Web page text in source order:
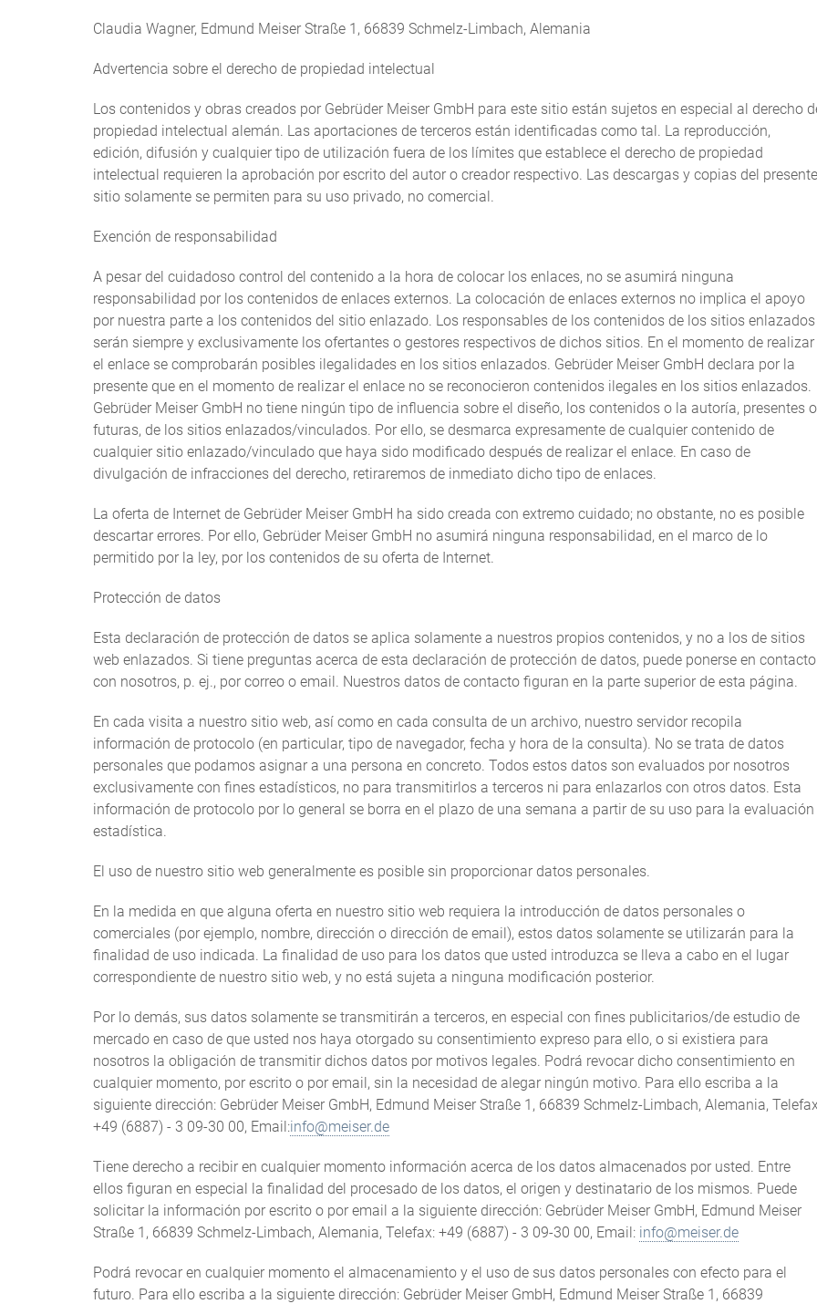
Claudia Wagner, Edmund Meiser Straße 1, 66839 Schmelz-Limbach, Alemania
Advertencia sobre el derecho de propiedad intelectual
Los contenidos y obras creados por Gebrüder Meiser GmbH para este sitio están sujetos en especial al derecho
propiedad intelectual alemán. Las aportaciones de terceros están identificadas como tal. La reproducción,
edición, difusión y cualquier tipo de utilización fuera de los límites que establece el derecho de propiedad
intelectual requieren la aprobación por escrito del autor o creador respectivo. Las descargas y copias del presente
sitio solamente se permiten para su uso privado, no comercial.
Exención de responsabilidad
A pesar del cuidadoso control del contenido a la hora de colocar los enlaces, no se asumirá ninguna
responsabilidad por los contenidos de enlaces externos. La colocación de enlaces externos no implica el apoyo
por nuestra parte a los contenidos del sitio enlazado. Los responsables de los contenidos de los sitios enlazados
serán siempre y exclusivamente los ofertantes o gestores respectivos de dichos sitios. En el momento de realizar
el enlace se comprobarán posibles ilegalidades en los sitios enlazados. Gebrüder Meiser GmbH declara por la
presente que en el momento de realizar el enlace no se reconocieron contenidos ilegales en los sitios enlazados.
Gebrüder Meiser GmbH no tiene ningún tipo de influencia sobre el diseño, los contenidos o la autoría, presentes o
futuras, de los sitios enlazados/vinculados. Por ello, se desmarca expresamente de cualquier contenido de
cualquier sitio enlazado/vinculado que haya sido modificado después de realizar el enlace. En caso de
divulgación de infracciones del derecho, retiraremos de inmediato dicho tipo de enlaces.
La oferta de Internet de Gebrüder Meiser GmbH ha sido creada con extremo cuidado; no obstante, no es posible
descartar errores. Por ello, Gebrüder Meiser GmbH no asumirá ninguna responsabilidad, en el marco de lo
permitido por la ley, por los contenidos de su oferta de Internet.
Protección de datos
Esta declaración de protección de datos se aplica solamente a nuestros propios contenidos, y no a los de sitios
web enlazados. Si tiene preguntas acerca de esta declaración de protección de datos, puede ponerse en contacto
con nosotros, p. ej., por correo o email. Nuestros datos de contacto figuran en la parte superior de esta página.
En cada visita a nuestro sitio web, así como en cada consulta de un archivo, nuestro servidor recopila
información de protocolo (en particular, tipo de navegador, fecha y hora de la consulta). No se trata de datos
personales que podamos asignar a una persona en concreto. Todos estos datos son evaluados por nosotros
exclusivamente con fines estadísticos, no para transmitirlos a terceros ni para enlazarlos con otros datos. Esta
información de protocolo por lo general se borra en el plazo de una semana a partir de su uso para la evaluación
estadística.
El uso de nuestro sitio web generalmente es posible sin proporcionar datos personales.
En la medida en que alguna oferta en nuestro sitio web requiera la introducción de datos personales o
comerciales (por ejemplo, nombre, dirección o dirección de email), estos datos solamente se utilizarán para la
finalidad de uso indicada. La finalidad de uso para los datos que usted introduzca se lleva a cabo en el lugar
correspondiente de nuestro sitio web, y no está sujeta a ninguna modificación posterior.
Por lo demás, sus datos solamente se transmitirán a terceros, en especial con fines publicitarios/de estudio de
mercado en caso de que usted nos haya otorgado su consentimiento expreso para ello, o si existiera para
nosotros la obligación de transmitir dichos datos por motivos legales. Podrá revocar dicho consentimiento en
cualquier momento, por escrito o por email, sin la necesidad de alegar ningún motivo. Para ello escriba a la
siguiente dirección: Gebrüder Meiser GmbH, Edmund Meiser Straße 1, 66839 Schmelz-Limbach, Alemania,
+49 (6887) - 3 09-30 00, Email:info@meiser.de
Tiene derecho a recibir en cualquier momento información acerca de los datos almacenados por usted. Entre
ellos figuran en especial la finalidad del procesado de los datos, el origen y destinatario de los mismos. Puede
solicitar la información por escrito o por email a la siguiente dirección: Gebrüder Meiser GmbH, Edmund Meiser
Straße 1, 66839 Schmelz-Limbach, Alemania, Telefax: +49 (6887) - 3 09-30 00, Email: info@meiser.de
Podrá revocar en cualquier momento el almacenamiento y el uso de sus datos personales con efecto para el
futuro. Para ello escriba a la siguiente dirección: Gebrüder Meiser GmbH, Edmund Meiser Straße 1, 66839